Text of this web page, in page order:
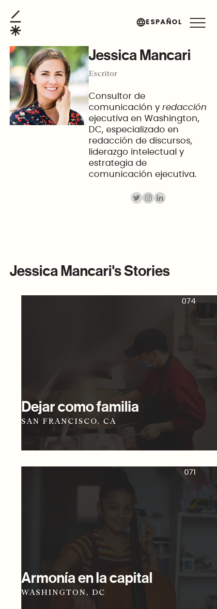
ESPAÑOL
Jessica Mancari
Escritor
Consultor de
comunicación yredacción
ejecutiva en Washington,
DC, especializado en
redacción de discursos,
liderazgo intelectual y
estrategia de
comunicación ejecutiva.
Jessica Mancari's Stories
074
Dejar como familia
SAN FRANCISCO, CA
071
Armonía en la capital
WASHINGTON, DC